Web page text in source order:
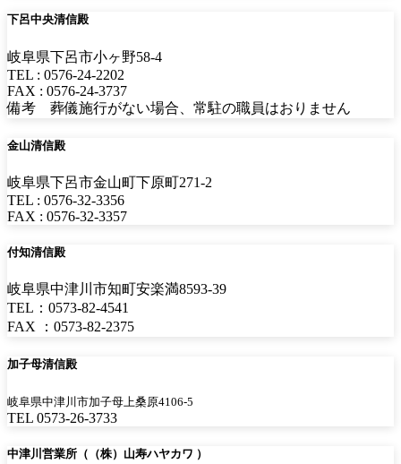
下呂中央清信殿
岐阜県下呂市小ヶ野58-4
TEL : 0576-24-2202
FAX : 0576-24-3737
備考 葬儀施行がない場合、常駐の職員はおりません
金山清信殿
岐阜県下呂市金山町下原町271-2
TEL : 0576-32-3356
FAX : 0576-32-3357
付知清信殿
岐阜県中津川市知町安楽満8593-39
TEL：0573-82-4541
FAX ：0573-82-2375
加子母清信殿
岐阜県中津川市加子母上桑原4106-5
TEL 0573-26-3733
中津川営業所（（株）山寿ハヤカワ ）